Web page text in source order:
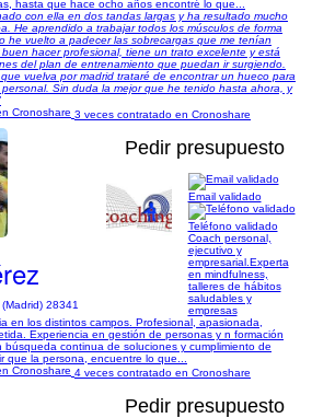
hasta que hace ocho años encontré lo que...
con ella en dos tandas largas y ha resultado mucho
He aprendido a trabajar todos los músculos de forma
he vuelto a padecer las sobrecargas que me tenían
hacer profesional, tiene un trato excelente y está
del plan de entrenamiento que puedan ir surgiendo.
vuelva por madrid trataré de encontrar un hueco para
Sin duda la mejor que he tenido hasta ahora, y
3 veces contratado en Cronoshare
Pedir presupuesto
28341
Email validado
Teléfono validado
Coach personal,
ejecutivo y
empresarial.Experta
en mindfulness,
talleres de hábitos
saludables y
empresas
en los distintos campos. Profesional, apasionada,
Experiencia en gestión de personas y n formación
búsqueda continua de soluciones y cumplimiento de
que la persona, encuentre lo que...
4 veces contratado en Cronoshare
Pedir presupuesto